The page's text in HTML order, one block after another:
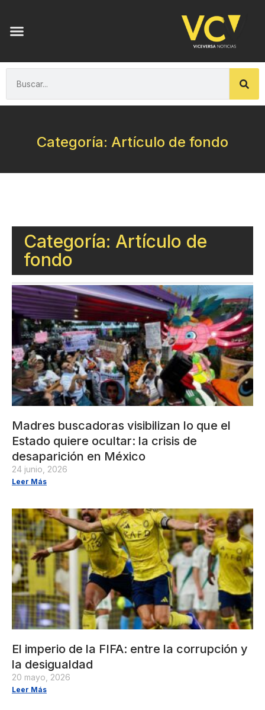
Categoría: Artículo de fondo
Categoría: Artículo de
fondo
Madres buscadoras visibilizan lo que el
Estado quiere ocultar: la crisis de
desaparición en México
24 junio, 2026
Leer Más
El imperio de la FIFA: entre la corrupción y
la desigualdad
20 mayo, 2026
Leer Más